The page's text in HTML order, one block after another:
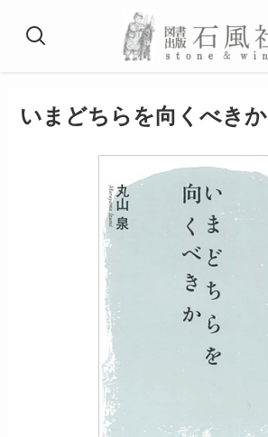
いまどちらを向くべきか